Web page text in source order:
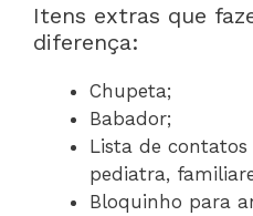
Itens extras que
diferença:
Chupeta;
Babador;
Lista de
pediatra,
Bloquinho para